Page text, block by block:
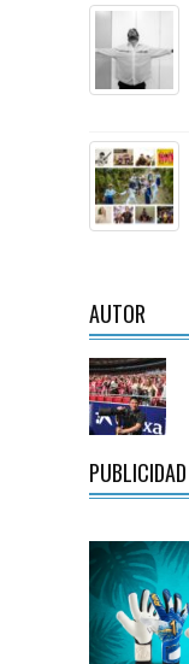
AUTOR
PUBLICIDAD